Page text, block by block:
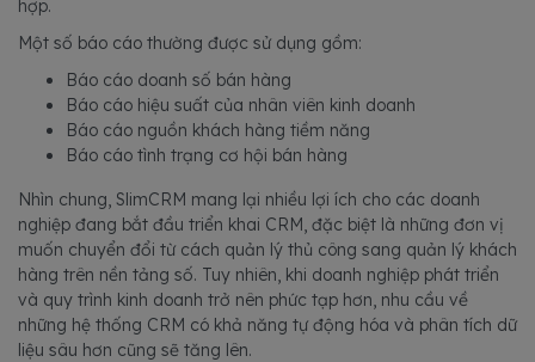
hợp.
Một số báo cáo thường được sử dụng gồm:
Báo cáo doanh số bán hàng
Báo cáo hiệu suất của nhân viên kinh doanh
Báo cáo nguồn khách hàng tiềm năng
Báo cáo tình trạng cơ hội bán hàng
Nhìn chung, SlimCRM mang lại nhiều lợi ích cho các doanh
nghiệp đang bắt đầu triển khai CRM, đặc biệt là những đơn vị
muốn chuyển đổi từ cách quản lý thủ công sang quản lý khách
hàng trên nền tảng số. Tuy nhiên, khi doanh nghiệp phát triển
và quy trình kinh doanh trở nên phức tạp hơn, nhu cầu về
những hệ thống CRM có khả năng tự động hóa và phân tích dữ
liệu sâu hơn cũng sẽ tăng lên.